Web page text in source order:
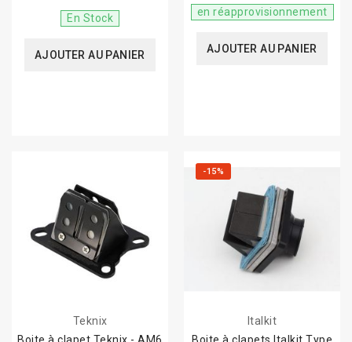
En Stock
AJOUTER AU PANIER
en réapprovisionnement
AJOUTER AU PANIER
Teknix
-15%
Italkit